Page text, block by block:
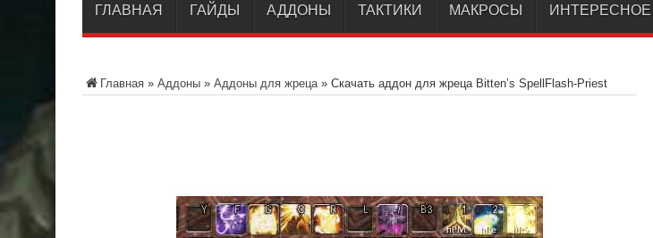
ГЛАВНАЯ ГАЙДЫ АДДОНЫ ТАКТИКИ МАКРОСЫ ИНТЕРЕСНОЕ
Главная » Аддоны » Аддоны для жреца» Скачать аддон для жреца Bitten’s SpellFlash-Priest